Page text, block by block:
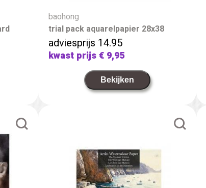
baohong
trial pack aquarelpapier 28x38
adviesprijs 14.95
kwast prijs€ 9,95
Bekijken